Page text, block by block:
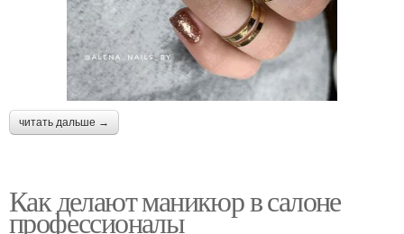
читать дальше →
Как делают маникюр в салоне
профессионалы